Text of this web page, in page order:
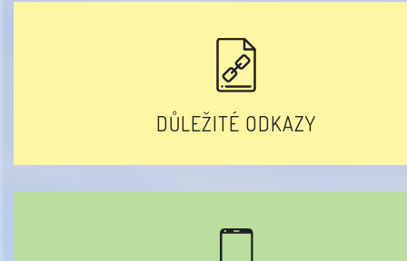
DŮLEŽITÉ ODKAZY